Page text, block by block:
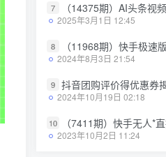
7 （14375期）AI头条视频变现：AI原创搬运玩法，无需
2025年3月1日 12:45
8 （11968期）快手极速版脚本全自动撸金看广告
2024年8月3日 21:54
9 抖音团购评价得优惠券揭秘 单
2024年10月19日 02:18
10 （7411期）快手无人*直播蛋仔游戏，一天收入700+流
2023年10月2日 11:24
7 （14375期）AI头条视频变现：AI原创搬运玩法，无需
2025年3月1日 12:45
8 （11968期）快手极速版脚本全自动撸金看广告
2024年8月3日 21:54
9 抖音团购评价得优惠券揭秘 单
2024年10月19日 02:18
10 （7411期）快手无人*直播蛋仔游戏，一天收入700+流
2023年10月2日 11:24